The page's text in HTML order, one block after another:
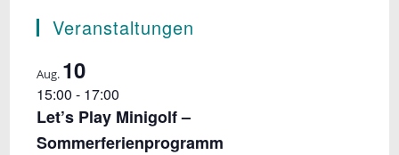
Veranstaltungen
Aug. 10
15:00 - 17:00
Let’s Play Minigolf –
Sommerferienprogramm